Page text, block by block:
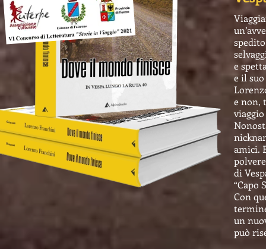
e
e il
e non,
amici.
di
“Capo
Con
un
può